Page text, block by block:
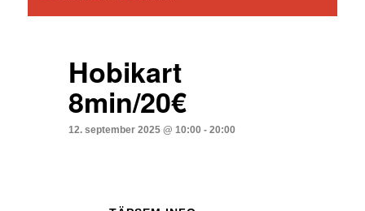
Hobikart
8min/20€
12. september 2025 @ 10:00 - 20:00